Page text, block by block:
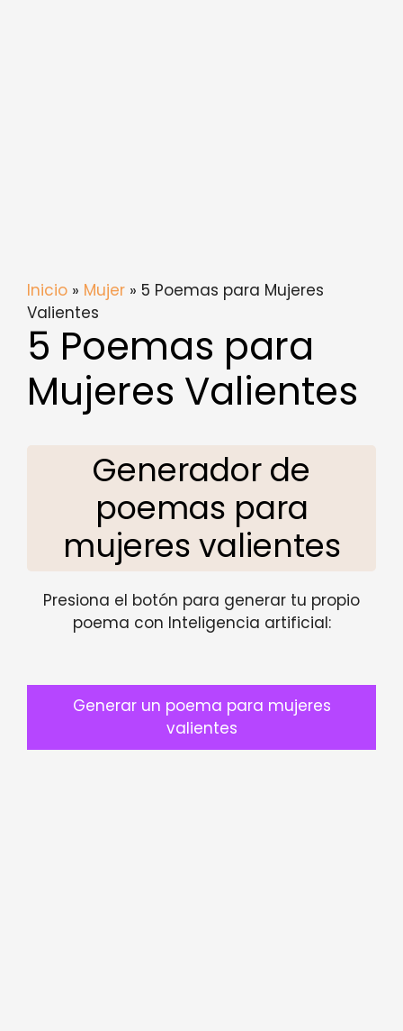
Inicio » Mujer » 5 Poemas para Mujeres
Valientes
5 Poemas para
Mujeres Valientes
Generador de
poemas para
mujeres valientes
Presiona el botón para generar tu propio
poema con Inteligencia artificial:
Generar un poema para mujeres
valientes